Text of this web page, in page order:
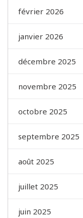
février 2026
janvier 2026
décembre 2025
novembre 2025
octobre 2025
septembre 2025
août 2025
juillet 2025
juin 2025